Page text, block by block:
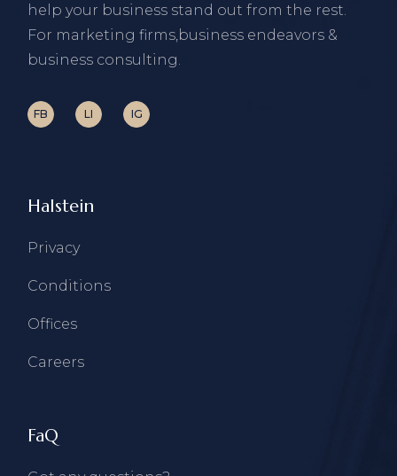
help your business stand out from the rest.
For marketing firms,business endeavors &
business consulting.
FB LI IG
Halstein
Privacy
Conditions
Offices
Careers
FaQ